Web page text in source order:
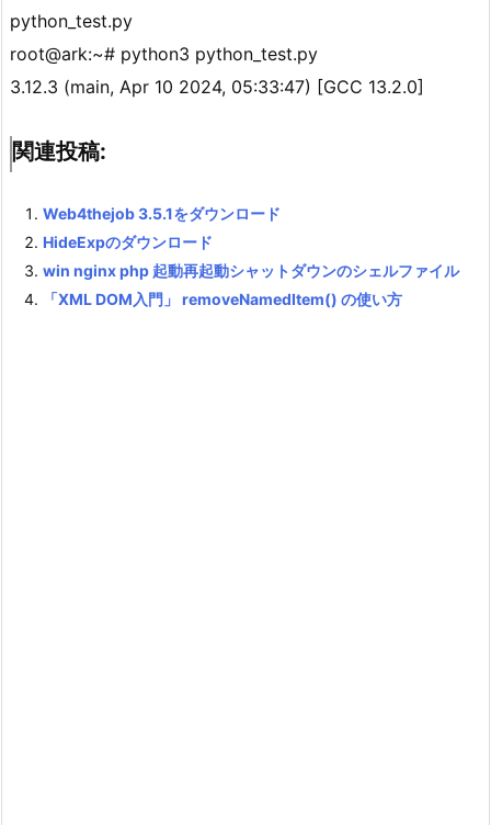
python_test.py
root@ark:~# python3 python_test.py
3.12.3 (main, Apr 10 2024, 05:33:47) [GCC 13.2.0]
関連投稿:
Web4thejob 3.5.1をダウンロード
HideExpのダウンロード
win nginx php 起動再起動シャットダウンのシェルファイル
「XML DOM入門」 removeNamedItem() の使い方